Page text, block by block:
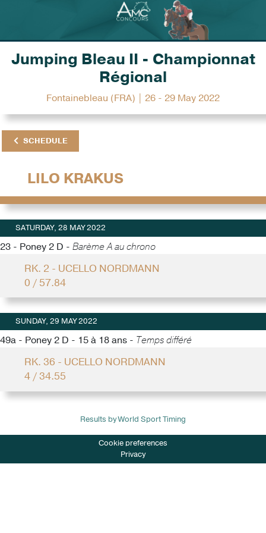
Jumping Bleau II - Championnat
Régional
Fontainebleau (FRA) | 26 - 29 May 2022
SCHEDULE
LILO KRAKUS
SATURDAY, 28 MAY 2022
23 - Poney 2 D - Barème A au chrono
RK. 2 - UCELLO NORDMANN
0 / 57.84
SUNDAY, 29 MAY 2022
49a - Poney 2 D - 15 à 18 ans - Temps différé
RK. 36 - UCELLO NORDMANN
4 / 34.55
Results by World Sport Timing
Cookie preferences
Privacy